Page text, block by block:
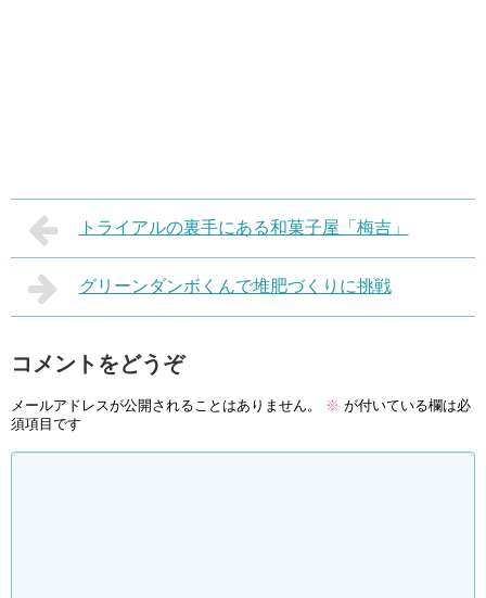
トライアルの裏手にある和菓子屋「梅吉」
グリーンダンボくんで堆肥づくりに挑戦
コメントをどうぞ
メールアドレスが公開されることはありません。 ※ が付いている欄は必
須項目です